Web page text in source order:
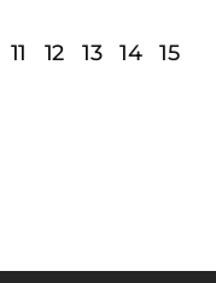
11 12 13 14
15